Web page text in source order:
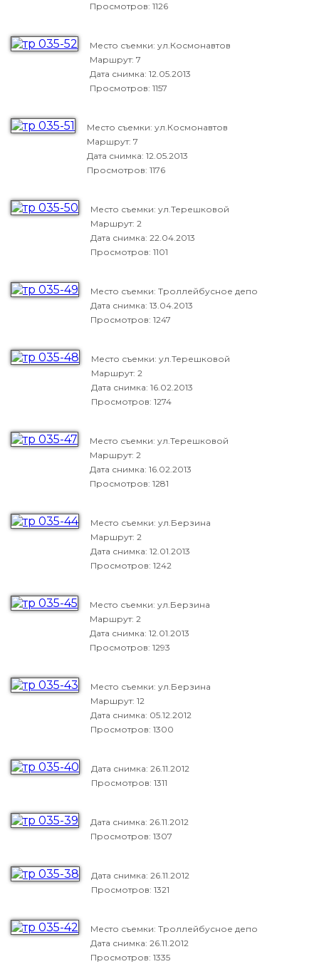
Просмотров: 1126
Место съемки: ул.Космонавтов
Маршрут: 7
Дата снимка: 12.05.2013
Просмотров: 1157
Место съемки: ул.Космонавтов
Маршрут: 7
Дата снимка: 12.05.2013
Просмотров: 1176
Место съемки: ул.Терешковой
Маршрут: 2
Дата снимка: 22.04.2013
Просмотров: 1101
Место съемки: Троллейбусное депо
Дата снимка: 13.04.2013
Просмотров: 1247
Место съемки: ул.Терешковой
Маршрут: 2
Дата снимка: 16.02.2013
Просмотров: 1274
Место съемки: ул.Терешковой
Маршрут: 2
Дата снимка: 16.02.2013
Просмотров: 1281
Место съемки: ул.Берзина
Маршрут: 2
Дата снимка: 12.01.2013
Просмотров: 1242
Место съемки: ул.Берзина
Маршрут: 2
Дата снимка: 12.01.2013
Просмотров: 1293
Место съемки: ул.Берзина
Маршрут: 12
Дата снимка: 05.12.2012
Просмотров: 1300
Дата снимка: 26.11.2012
Просмотров: 1311
Дата снимка: 26.11.2012
Просмотров: 1307
Дата снимка: 26.11.2012
Просмотров: 1321
Место съемки: Троллейбусное депо
Дата снимка: 26.11.2012
Просмотров: 1335